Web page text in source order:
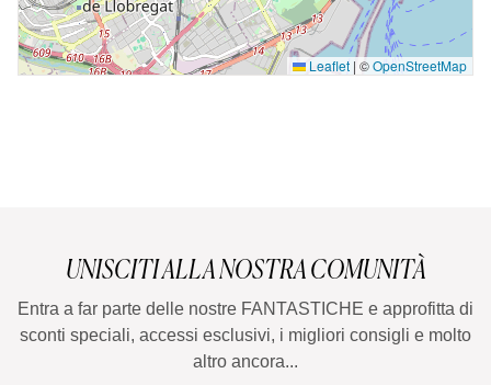
Leaflet | ©OpenStreetMap
UNISCITI ALLA NOSTRA COMUNITÀ
Entra a far parte delle nostre FANTASTICHE e approfitta di
sconti speciali, accessi esclusivi, i migliori consigli e molto
altro ancora...